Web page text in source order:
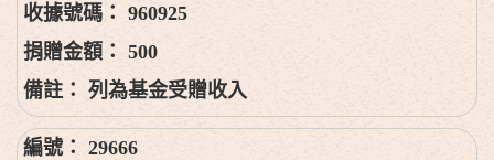
960925
500
列為基金受贈收入
29666